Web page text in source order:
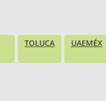
TOLUCA UAEMÉX